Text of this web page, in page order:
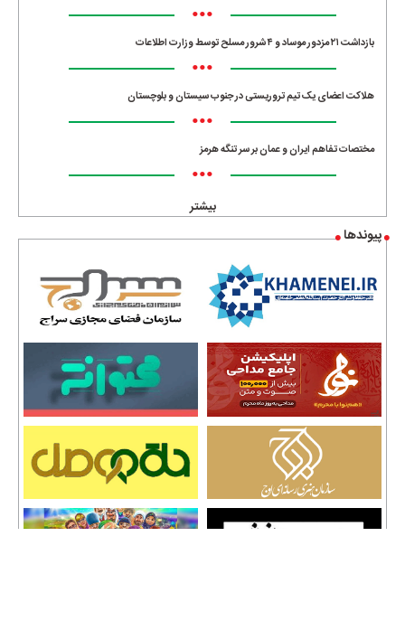
•••
بازداشت ۲۱ مزدور موساد و ۴ شرور مسلح توسط وزارت اطلاعات
•••
هلاکت اعضای یک تیم تروریستی در جنوب سیستان و بلوچستان
•••
مختصات تفاهم ایران و عمان بر سر تنگه هرمز
•••
بیشتر
پیوندها